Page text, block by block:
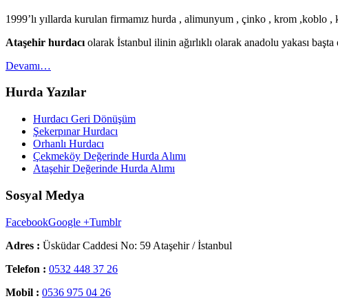
1999’lı yıllarda kurulan firmamız hurda , alimunyum , çinko , krom ,koblo ,
Ataşehir hurdacı olarak İstanbul ilinin ağırlıklı olarak anadolu yakası
Devamı…
Hurda Yazılar
Hurdacı Geri Dönüşüm
Şekerpınar Hurdacı
Orhanlı Hurdacı
Çekmeköy Değerinde Hurda Alımı
Ataşehir Değerinde Hurda Alımı
Sosyal Medya
FacebookGoogle +Tumblr
Adres : Üsküdar Caddesi No: 59 Ataşehir / İstanbul
Telefon : 0532 448 37 26
Mobil : 0536 975 04 26